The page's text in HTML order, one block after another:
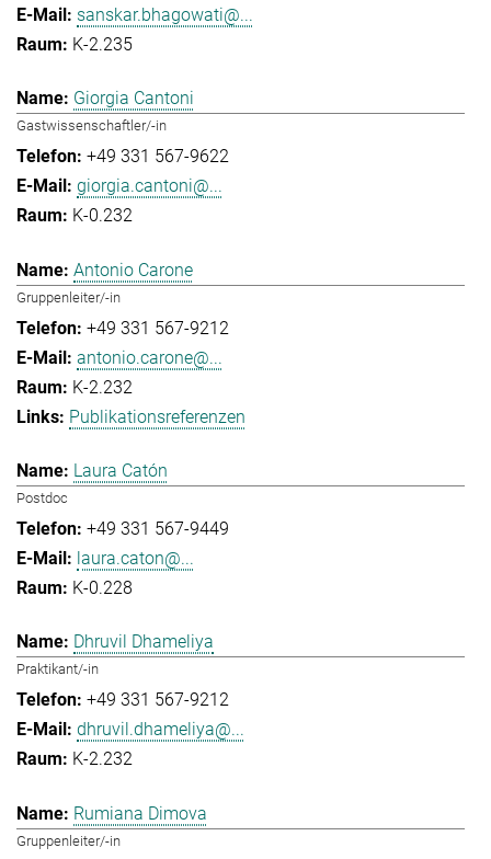
sanskar.bhagowati@...
K-2.235
Giorgia Cantoni
Gastwissenschaftler/-in
+49 331 567-9622
giorgia.cantoni@...
K-0.232
Antonio Carone
Gruppenleiter/-in
+49 331 567-9212
antonio.carone@...
K-2.232
Publikationsreferenzen
Laura Catón
Postdoc
+49 331 567-9449
laura.caton@...
K-0.228
Dhruvil Dhameliya
Praktikant/-in
+49 331 567-9212
dhruvil.dhameliya@...
K-2.232
Rumiana Dimova
Gruppenleiter/-in